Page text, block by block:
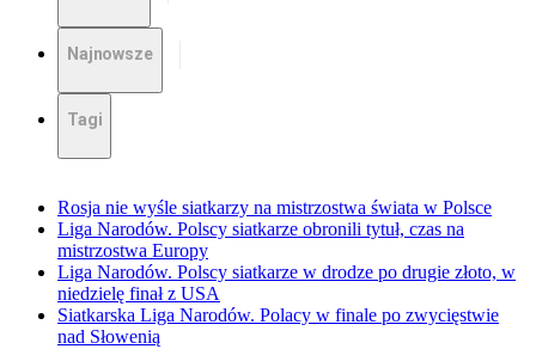
Najnowsze
Tagi
Rosja nie wyśle siatkarzy na mistrzostwa świata w Polsce
Liga Narodów. Polscy siatkarze obronili tytuł, czas na
mistrzostwa Europy
Liga Narodów. Polscy siatkarze w drodze po drugie złoto, w
niedzielę finał z USA
Siatkarska Liga Narodów. Polacy w finale po zwycięstwie
nad Słowenią